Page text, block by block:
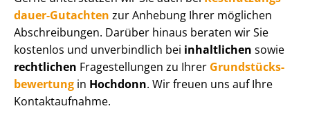
dau­er-Gutachten zur Anhebung Ihrer möglichen
Abschreibungen. Darüber hinaus beraten wir Sie
kostenlos und unverbindlich bei inhaltlichen sowie
rechtlichen Fragestellungen zu Ihrer Grund­stücks­
be­wer­tung in Hochdonn. Wir freuen uns auf Ihre
Kontaktaufnahme.